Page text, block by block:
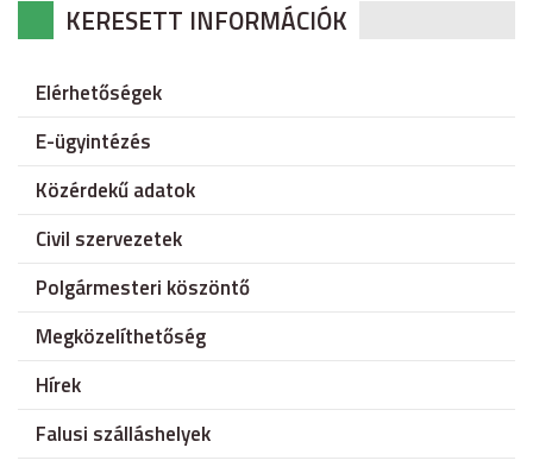
KERESETT INFORMÁCIÓK
Elérhetőségek
E-ügyintézés
Közérdekű adatok
Civil szervezetek
Polgármesteri köszöntő
Megközelíthetőség
Hírek
Falusi szálláshelyek